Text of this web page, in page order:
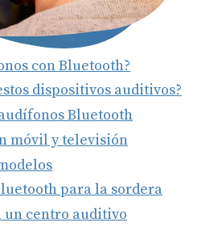
con Bluetooth?
dispositivos auditivos?
Bluetooth
móvil y televisión
para la sordera
centro auditivo